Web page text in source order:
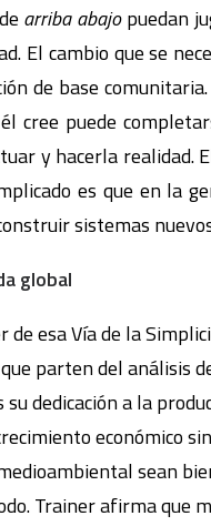
arriba abajopuedan
El cambio que se
de base
cree puede
y hacerla realidad.
es que en la
sistemas
global
de esa Vía de la
parten del análisis
su dedicación a la
económico
sean
Trainer afirma que